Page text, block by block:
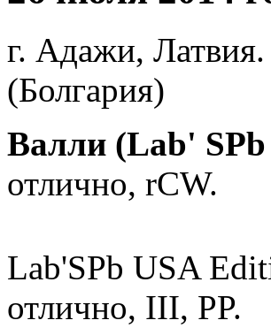
г. Адажи,
(Болгария)
Валли (Lab'
отлично, rCW.
Lab'SPb USA
отлично, III, PP.